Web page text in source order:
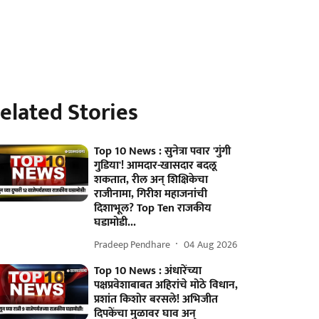
Stories
Top 10 News : सुनेत्रा पवार 'गुंगी
गुडिया'! आमदार-खासदार बदलू
शकतात, रील अन् शिक्षिकेचा
राजीनामा, गिरीश महाजनांची
दिशाभूल? Top Ten राजकीय
घडामोडी...
Pradeep Pendhare 04 Aug 2026
Top 10 News : अंधारेंच्या
पक्षप्रवेशाबाबत अहिरांचे मोठे विधान,
प्रशांत किशोर बरसले! अभिजीत
दिपकेंचा मुळावर घाव अन्